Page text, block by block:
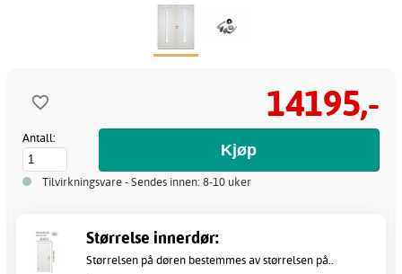
14195,-
Antall:
Tilvirkningsvare - Sendes innen: 8-10 uker
Størrelse innerdør:
Størrelsen på døren bestemmes av størrelsen på..